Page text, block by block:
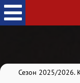
Сезон 2025/2026.